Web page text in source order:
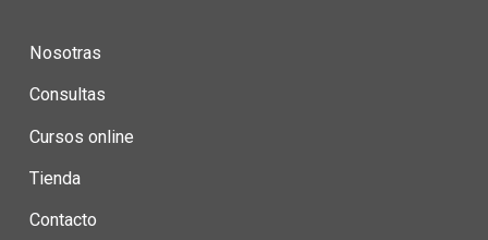
Nosotras
Consultas
Cursos online
Tienda
Contacto